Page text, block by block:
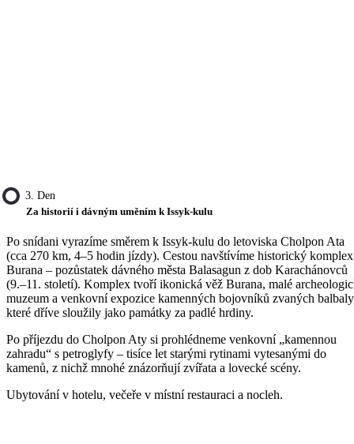
3. Den
Za historií i dávným uměním k Issyk-kulu
Po snídani vyrazíme směrem k Issyk-kulu do letoviska Cholpon Ata
(cca 270 km, 4–5 hodin jízdy). Cestou navštívíme historický komplex
Burana – pozůstatek dávného města Balasagun z dob Karachánovců
(9.–11. století). Komplex tvoří ikonická věž Burana, malé
muzeum a venkovní expozice kamenných bojovníků zvaných
které dříve sloužily jako památky za padlé hrdiny.
Po příjezdu do Cholpon Aty si prohlédneme venkovní „kamennou
zahradu“ s petroglyfy – tisíce let starými rytinami vytesanými do
kamenů, z nichž mnohé znázorňují zvířata a lovecké scény.
Ubytování v hotelu, večeře v místní restauraci a nocleh.